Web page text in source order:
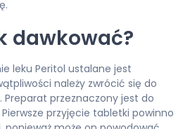
dawkować?
leku Peritol ustalane jest
należy zwrócić się do
przeznaczony jest do
przyjęcie tabletki powinno